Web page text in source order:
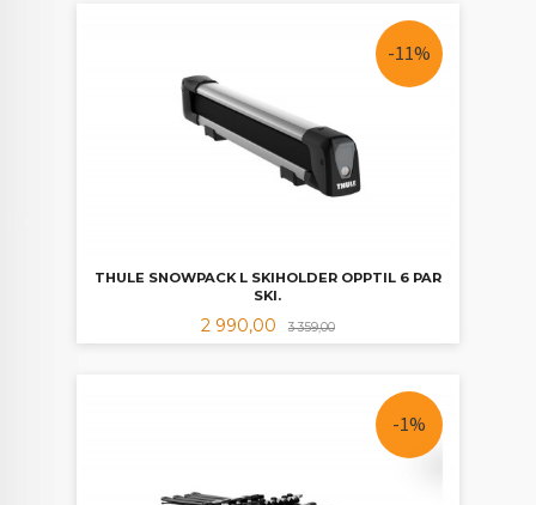
THULE SNOWPACK L SKIHOLDER OPPTIL 6 PAR
SKI.
Tilbud
2 990,00 3 359,00Rabatt
-11%
-1%